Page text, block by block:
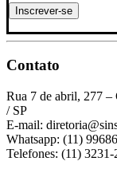
Contato
Rua 7 de abril, 277 –
/ SP
E-mail:
Whatsapp: (11)
Telefones: (11) 3231-